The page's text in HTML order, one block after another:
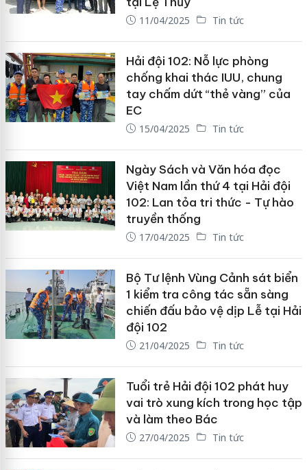
11/04/2025 Tin tức
Hải đội 102: Nỗ lực phòng
chống khai thác IUU, chung
tay chấm dứt “thẻ vàng” của
EC
15/04/2025 Tin tức
Ngày Sách và Văn hóa đọc
Việt Nam lần thứ 4 tại Hải đội
102: Lan tỏa tri thức - Tự hào
truyền thống
17/04/2025 Tin tức
Bộ Tư lệnh Vùng Cảnh sát biển
1 kiểm tra công tác sẵn sàng
chiến đấu bảo vệ dịp Lễ tại Hải
đội 102
21/04/2025 Tin tức
Tuổi trẻ Hải đội 102 phát huy
vai trò xung kích trong học tập
và làm theo Bác
27/04/2025 Tin tức